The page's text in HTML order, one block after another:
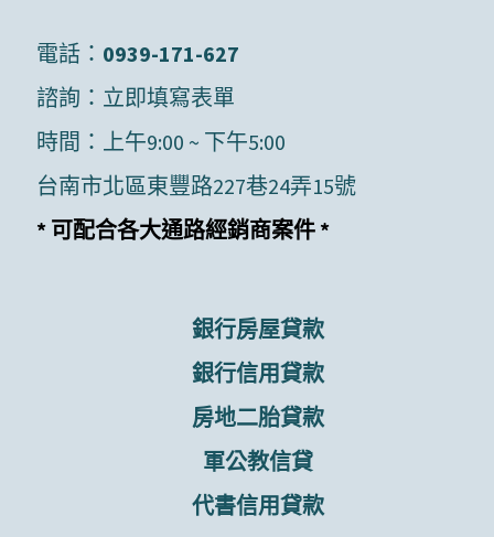
電話： 0939-171-627
諮詢： 立即填寫表單
時間：上午9:00 ~ 下午5:00
台南市北區東豐路227巷24弄15號
* 可配合各大通路經銷商案件 *
銀行房屋貸款
銀行信用貸款
房地二胎貸款
軍公教信貸
代書信用貸款